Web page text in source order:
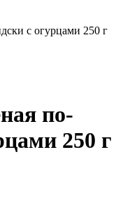
с огурцами 250 г
по-
250 г